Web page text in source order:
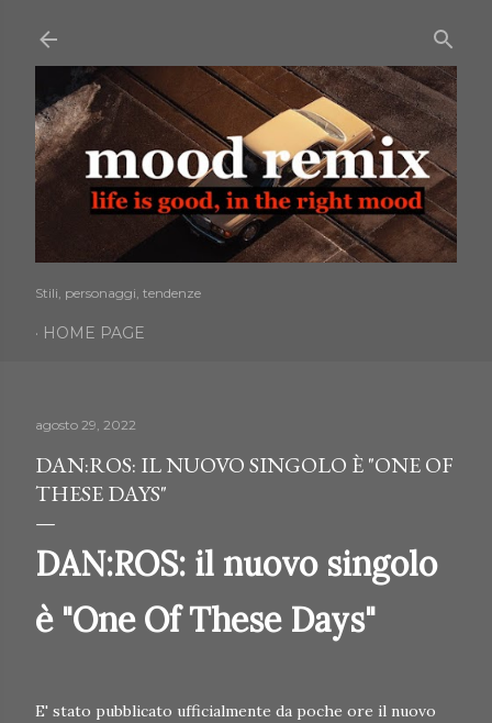
Stili, personaggi, tendenze
HOME PAGE
agosto 29, 2022
DAN:ROS: IL NUOVO SINGOLO È "ONE OF
THESE DAYS"
DAN:ROS: il nuovo singolo
è "One Of These Days"
E' stato pubblicato ufficialmente da poche ore il nuovo